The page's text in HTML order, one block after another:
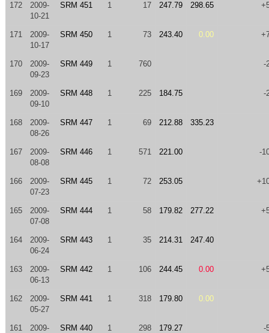
172
2009-
10-21
SRM 451 1 17 247.79 298.65
171
2009-
10-17
SRM 450 1 73 243.40 0.00
170
2009-
09-23
SRM 449 1 760 -
169
2009-
09-10
SRM 448 1 225 184.75 -
168
2009-
08-26
SRM 447 1 69 212.88 335.23
167
2009-
08-08
SRM 446 1 571 221.00 -
166
2009-
07-23
SRM 445 1 72 253.05
165
2009-
07-08
SRM 444 1 58 179.82 277.22
164
2009-
06-24
SRM 443 1 35 214.31 247.40
163
2009-
06-13
SRM 442 1 106 244.45 0.00
162
2009-
05-27
SRM 441 1 318 179.80 0.00
161
2009-
SRM 440 1 298 179.27 -